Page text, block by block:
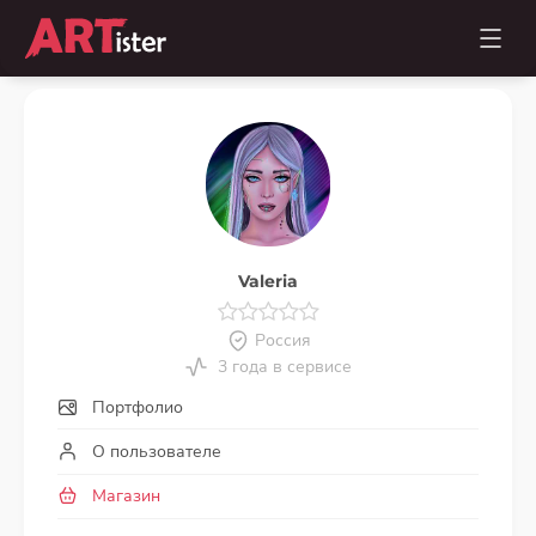
Valeria
Россия
3 года в сервисе
Портфолио
О пользователе
Магазин